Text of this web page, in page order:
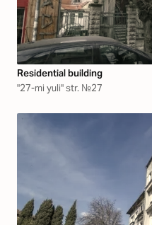
Residential building
"27-mi yuli" str. №27